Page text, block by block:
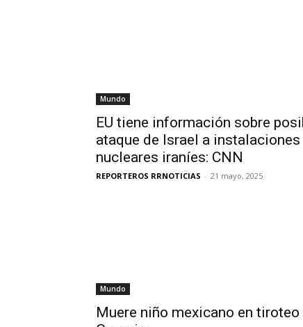
Mundo
EU tiene información sobre
ataque de Israel a instalaciones
nucleares iraníes: CNN
REPORTEROS RRNOTICIAS - 21 mayo, 2025
Mundo
Muere niño mexicano en tiroteo